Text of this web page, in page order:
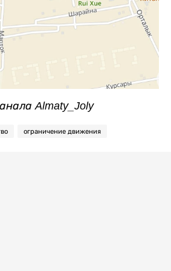
Almaty_Joly
ограничение движения